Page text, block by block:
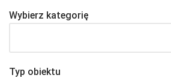
Wybierz kategorię
Typ obiektu